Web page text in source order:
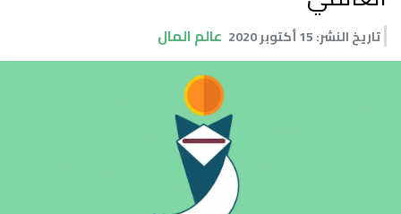
تاريخ النشر:15 أكتوبر 2020 عالم المال